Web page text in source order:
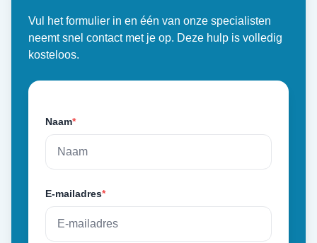
Vul het formulier in en één van onze specialisten
neemt snel contact met je op. Deze hulp is volledig
kosteloos.
Naam*
E-mailadres*